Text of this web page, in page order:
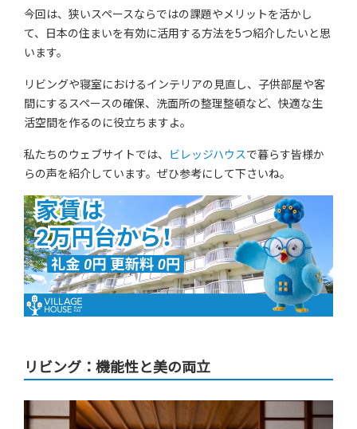
今回は、狭いスペースならではの課題やメリットを活かし
て、日本の住まいを有効に活用する方法を5つ紹介したいと思
います。
リビングや寝室におけるインテリアの見直し、子供部屋や客
間にするスペースの確保、洗面所の整理整頓など、快適な生
活空間を作るのに役立ちますよ。
私たちのウェブサイトでは、 ビレッジハウスで暮らす皆様か
らの声を紹介しています。ぜひ参考にして下さいね。
リビング：機能性と美の両立